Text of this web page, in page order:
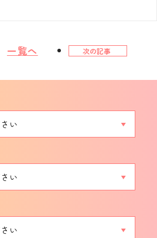
一覧へ 次の記事